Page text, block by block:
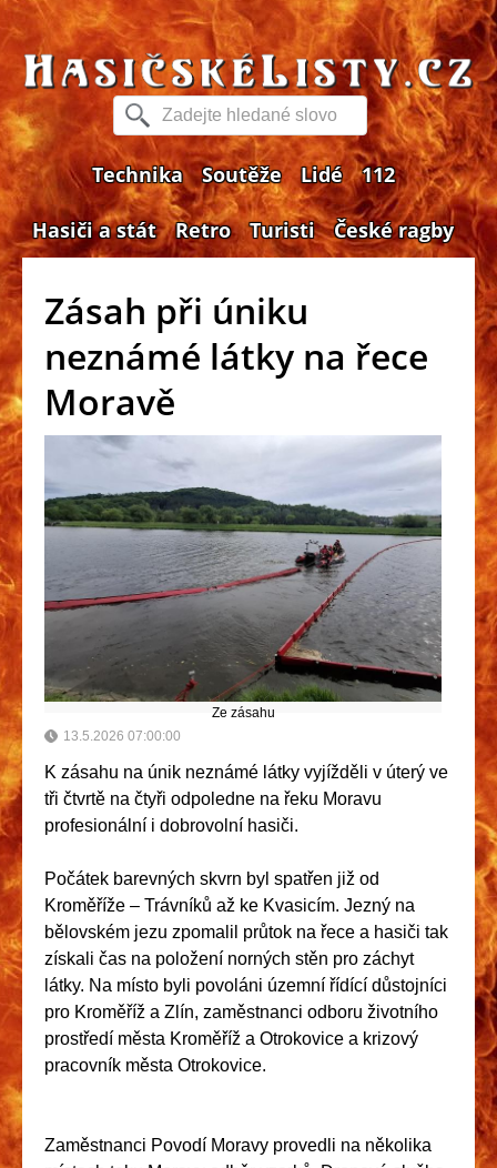
Technika Soutěže Lidé 112
Hasiči a stát Retro Turisti České ragby
Zásah při úniku
neznámé látky na řece
Moravě
Ze zásahu
13.5.2026 07:00:00
K zásahu na únik neznámé látky vyjížděli v úterý ve
tři čtvrtě na čtyři odpoledne na řeku Moravu
profesionální i dobrovolní hasiči.
Počátek barevných skvrn byl spatřen již od
Kroměříže – Trávníků až ke Kvasicím. Jezný na
bělovském jezu zpomalil průtok na řece a hasiči tak
získali čas na položení norných stěn pro záchyt
látky. Na místo byli povoláni územní řídící důstojníci
pro Kroměříž a Zlín, zaměstnanci odboru životního
prostředí města Kroměříž a Otrokovice a krizový
pracovník města Otrokovice.
Zaměstnanci Povodí Moravy provedli na několika